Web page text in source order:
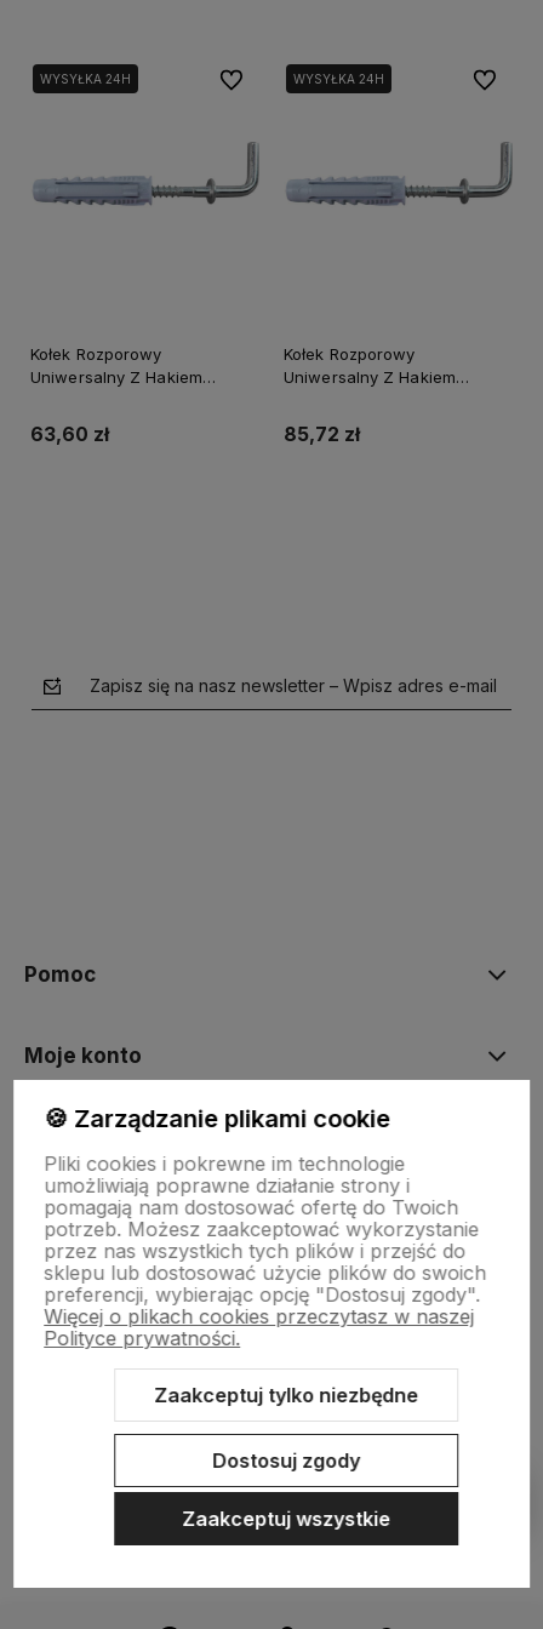
WYSYŁKA 24H
Kołek Rozporowy
Uniwersalny Z Hakiem
Stalco Perfect
63,60 zł
Do ulubionychWYSYŁKA 24H
Kołek Rozporowy
Uniwersalny Z Hakiem
Stalco Perfect
85,72 zł
Do
Zapisz się na nasz newsletter – Wpisz adres e-mail
Pomoc
Moje konto
Płatności i dostawa
Informacje
O nas
Sklep internetowy Shoper.pl Szablon Shoper Modern 3.0™
🍪 Zarządzanie plikami cookie
Pliki cookies i pokrewne im technologie
umożliwiają poprawne działanie strony i
pomagają nam dostosować ofertę do Twoich
potrzeb. Możesz zaakceptować wykorzystanie
przez nas wszystkich tych plików i przejść do
sklepu lub dostosować użycie plików do swoich
preferencji, wybierając opcję "Dostosuj zgody".
Więcej o plikach cookies przeczytasz w naszej
Polityce prywatności.
Zaakceptuj tylko niezbędne
Dostosuj zgody
Zaakceptuj wszystkie